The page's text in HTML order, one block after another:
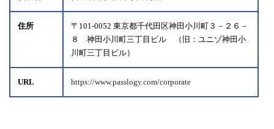
住所
〒101-0052 東京都千代田区神田小川町３－２６－
８ 神田小川町三丁目ビル （旧：ユニゾ神田小
川町三丁目ビル）
URL https://www.passlogy.com/corporate